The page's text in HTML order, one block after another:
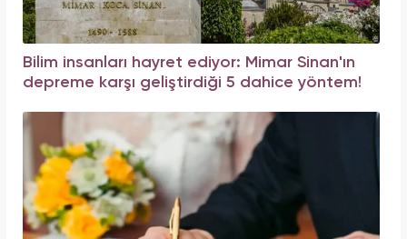
Bilim insanları hayret ediyor: Mimar Sinan'ın
depreme karşı geliştirdiği 5 dahice yöntem!